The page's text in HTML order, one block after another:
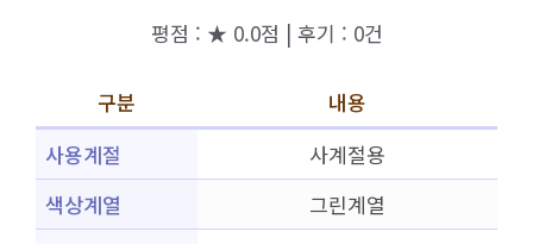
평점 : ★ 0.0점 | 후기 : 0건
구분
내용
사용계절
사계절용
색상계열
그린계열